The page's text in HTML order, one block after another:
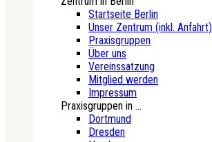
Startseite Berlin
Unser Zentrum (inkl. Anfahrt)
Praxisgruppen
Über uns
Vereinssatzung
Mitglied werden
Impressum
Praxisgruppen in ...
Dortmund
Dresden